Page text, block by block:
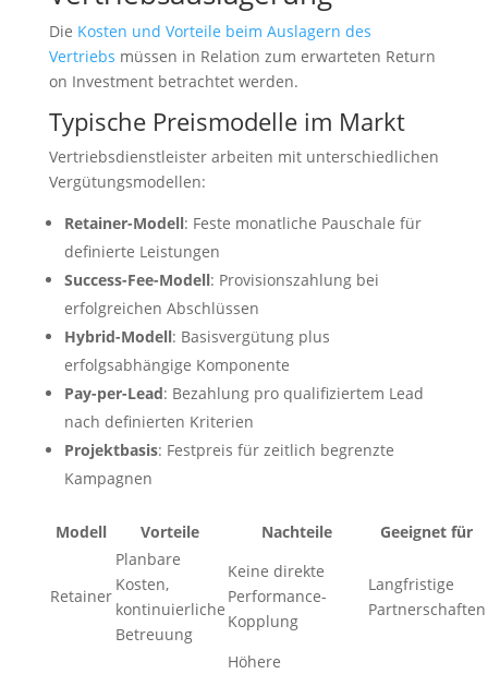
Die Kosten und Vorteile beim Auslagern des
Vertriebs müssen in Relation zum erwarteten Return
on Investment betrachtet werden.
Typische Preismodelle im Markt
Vertriebsdienstleister arbeiten mit unterschiedlichen
Vergütungsmodellen:
Retainer-Modell: Feste monatliche Pauschale für
definierte Leistungen
Success-Fee-Modell: Provisionszahlung bei
erfolgreichen Abschlüssen
Hybrid-Modell: Basisvergütung plus
erfolgsabhängige Komponente
Pay-per-Lead: Bezahlung pro qualifiziertem Lead
nach definierten Kriterien
Projektbasis: Festpreis für zeitlich begrenzte
Kampagnen
Modell Vorteile Nachteile Geeignet für
Retainer
Planbare
Kosten,
kontinuierliche
Betreuung
Keine direkte
Performance-
Kopplung
Langfristige
Partnerschaften
Höhere